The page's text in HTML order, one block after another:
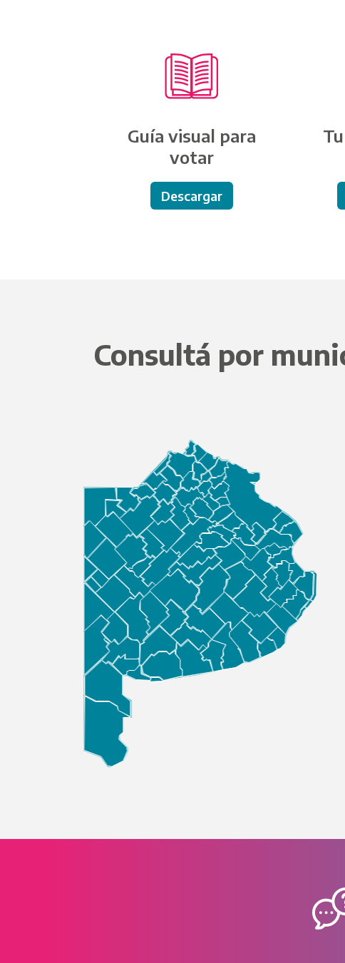
Este 7 de septiembre
Guía visual para
votar
Descargar
Consultá por